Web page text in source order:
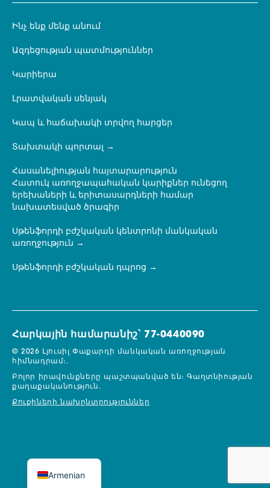
Ինչ ենք մենք անում
Ազդեցության պատմություններ
Կարիերա
Լրատվական սենյակ
Կապ և հաճախակի տրվող հարցեր
Տախտակի պորտալ
Հասանելիության հայտարարություն
Հատուկ առողջապահական կարիքներ ունեցող
երեխաների և երիտասարդների համար
նախատեսված ծրագիր
Սթենֆորդի բժշկական կենտրոնի մանկական
առողջություն
Սթենֆորդի բժշկական դպրոց
Հարկային համարանիշ՝ 77-0440090
© 2026 Լյուսիլ Փաքարդի մանկական առողջության
հիմնադրամ։.
Բոլոր իրավունքները պաշտպանված են։Գաղտնիության
քաղաքականություն.
Քուքիների նախընտրություններ
Armenian